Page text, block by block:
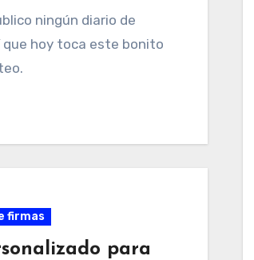
ningún diario de
que hoy toca este bonito
firmas
para